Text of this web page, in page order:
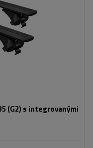
(G2) s integrovanými